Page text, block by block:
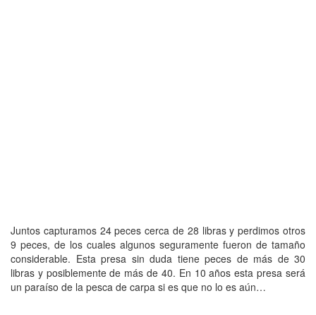
Juntos capturamos 24 peces cerca de 28 libras y perdimos otros
9 peces, de los cuales algunos seguramente fueron de tamaño
considerable. Esta presa sin duda tiene peces de más de 30
libras y posiblemente de más de 40. En 10 años esta presa será
un paraíso de la pesca de carpa si es que no lo es aún…